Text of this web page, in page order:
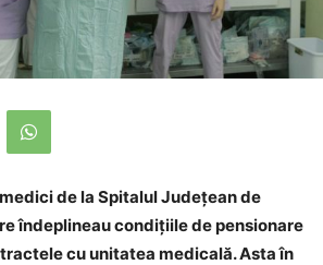
de la Spitalul Judeţean de
îndeplineau condițiile de pensionare
cu unitatea medicală. Asta în